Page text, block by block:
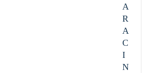
A
R
A
C
I
N